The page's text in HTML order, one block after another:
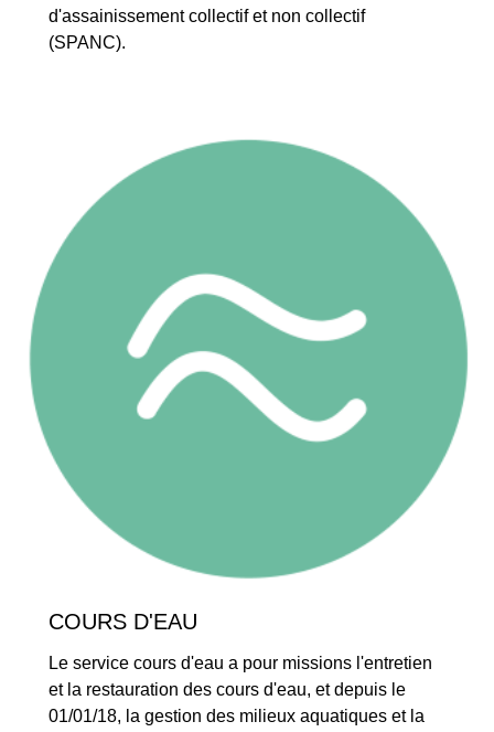
d'assainissement collectif et non collectif
(SPANC).
COURS D'EAU
Le service cours d'eau a pour missions l'entretien
et la restauration des cours d'eau, et depuis le
01/01/18, la gestion des milieux aquatiques et la